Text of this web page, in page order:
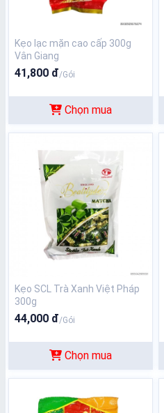
Kẹo lạc mặn cao cấp 300g
Vân Giang
41,800 đ/Gói
Chọn mua
Kẹo SCL Trà Xanh Việt Pháp
300g
44,000 đ/Gói
Chọn mua